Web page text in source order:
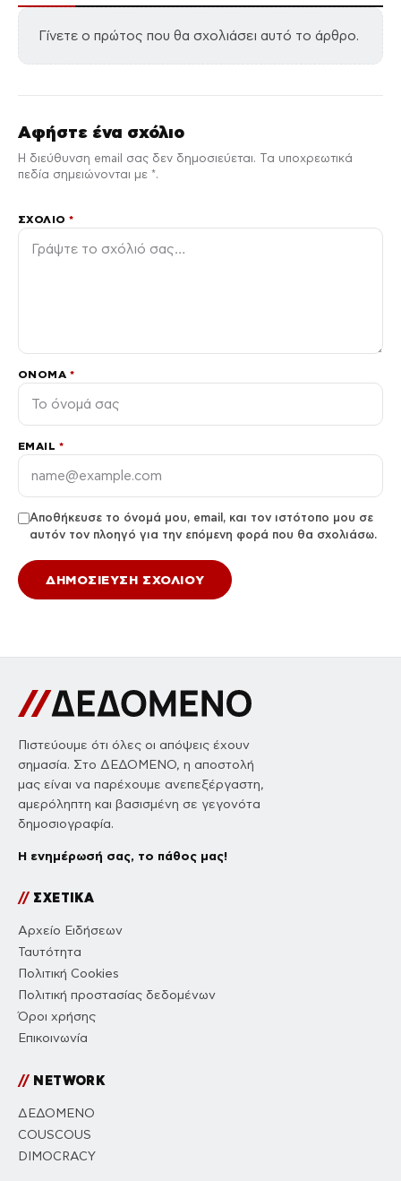
Γίνετε ο πρώτος που θα σχολιάσει αυτό το άρθρο.
Αφήστε ένα σχόλιο
Η διεύθυνση email σας δεν δημοσιεύεται. Τα υποχρεωτικά
πεδία σημειώνονται με *.
ΣΧΌΛΙΟ*
ΌΝΟΜΑ *
EMAIL *
Αποθήκευσε το όνομά μου, email, και τον ιστότοπο μου σε
αυτόν τον πλοηγό για την επόμενη φορά που θα σχολιάσω.
Πιστεύουμε ότι όλες οι απόψεις έχουν
σημασία. Στο ΔΕΔΟΜΕΝΟ, η αποστολή
μας είναι να παρέχουμε ανεπεξέργαστη,
αμερόληπτη και βασισμένη σε γεγονότα
δημοσιογραφία.
Η ενημέρωσή σας, το πάθος μας!
//ΣΧΕΤΙΚΑ
Αρχείο Ειδήσεων
Ταυτότητα
Πολιτική Cookies
Πολιτική προστασίας δεδομένων
Όροι χρήσης
Επικοινωνία
//NETWORK
ΔΕΔΟΜΕΝΟ
COUSCOUS
DIMOCRACY